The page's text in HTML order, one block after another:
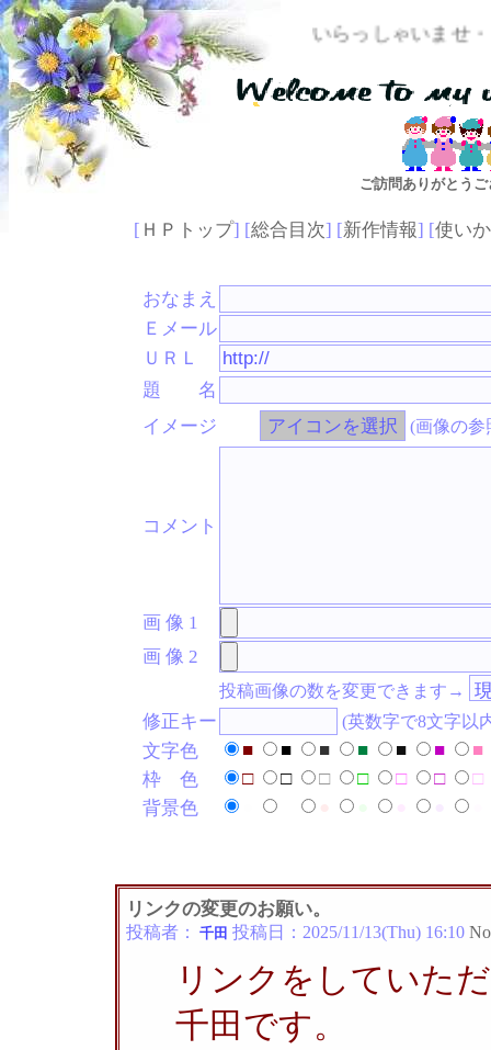
いらっしゃいませ・・メッセ
ご訪問ありがとう
[ ＨＰトップ] [総合目次] [新作情報] [使い
おなまえ
Ｅメール
ＵＲＬ
題 名
イメージ
(画像の参
コメント
画 像 1
画 像 2
投稿画像の数を変更できます→
修正キー (英数字で8文字以
文字色 ■ ■ ■ ■ ■ ■
■
枠 色
□ □ □ □ □ □
□
背景色
リンクの変更のお願い。
投稿者： 千田 投稿日： 2025/11/13(Thu) 16:10
リンクをしていた
千田です。